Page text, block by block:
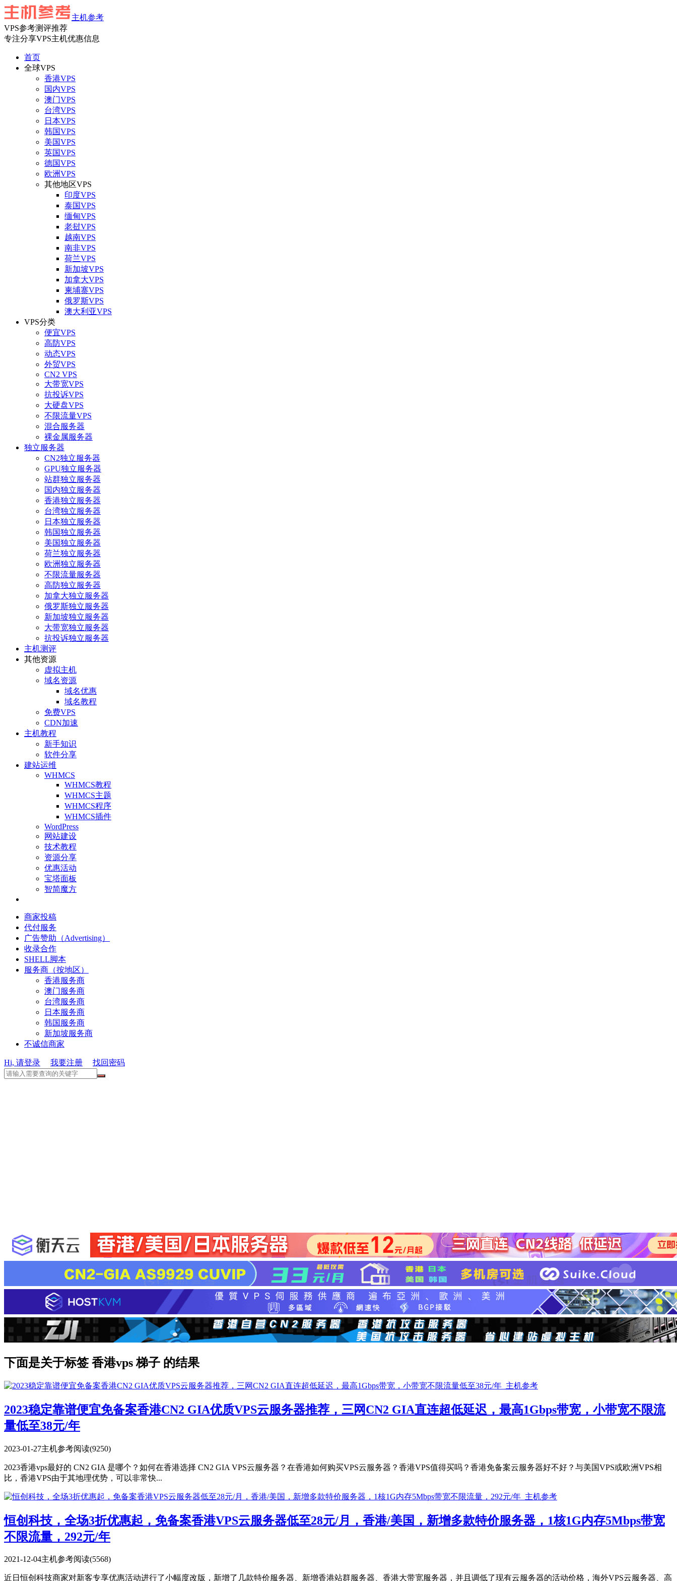
主机参考
VPS参考测评推荐
专注分享VPS主机优惠信息
首页
全球VPS
香港VPS
国内VPS
澳门VPS
台湾VPS
日本VPS
韩国VPS
美国VPS
英国VPS
德国VPS
欧洲VPS
其他地区VPS
印度VPS
泰国VPS
缅甸VPS
老挝VPS
越南VPS
南非VPS
荷兰VPS
新加坡VPS
加拿大VPS
柬埔寨VPS
俄罗斯VPS
澳大利亚VPS
VPS分类
便宜VPS
高防VPS
动态VPS
外贸VPS
CN2 VPS
大带宽VPS
抗投诉VPS
大硬盘VPS
不限流量VPS
混合服务器
裸金属服务器
独立服务器
CN2独立服务器
GPU独立服务器
站群独立服务器
国内独立服务器
香港独立服务器
台湾独立服务器
日本独立服务器
韩国独立服务器
美国独立服务器
荷兰独立服务器
欧洲独立服务器
不限流量服务器
高防独立服务器
加拿大独立服务器
俄罗斯独立服务器
新加坡独立服务器
大带宽独立服务器
抗投诉独立服务器
主机测评
其他资源
虚拟主机
域名资源
域名优惠
域名教程
免费VPS
CDN加速
主机教程
新手知识
软件分享
建站运维
WHMCS
WHMCS教程
WHMCS主题
WHMCS程序
WHMCS插件
WordPress
网站建设
技术教程
资源分享
优惠活动
宝塔面板
智简魔方
商家投稿
代付服务
广告赞助（Advertising）
收录合作
SHELL脚本
服务商（按地区）
香港服务商
澳门服务商
台湾服务商
日本服务商
韩国服务商
新加坡服务商
不诚信商家
Hi, 请登录 我要注册 找回密码
下面是关于标签 香港vps 梯子 的结果
2023稳定靠谱便宜免备案香港CN2 GIA优质VPS云服务器推荐，三网CN2 GIA直连超低延迟，最高1Gbps带宽，小带宽不限流
量低至38元/年
2023-01-27主机参考阅读(9250)
2023香港vps最好的 CN2 GIA 是哪个？如何在香港选择 CN2 GIA VPS云服务器？在香港如何购买VPS云服务器？香港VPS值得买吗？香港免备案云服务器好不好？与美国VPS或欧洲VPS相
比，香港VPS由于其地理优势，可以非常快...
恒创科技，全场3折优惠起，免备案香港VPS云服务器低至28元/月，香港/美国，新增多款特价服务器，1核1G内存5Mbps带宽
不限流量，292元/年
2021-12-04主机参考阅读(5568)
近日恒创科技商家对新客专享优惠活动进行了小幅度改版，新增了几款特价服务器、新增香港站群服务器、香港大带宽服务器，并且调低了现有云服务器的活动价格，海外VPS云服务器、高